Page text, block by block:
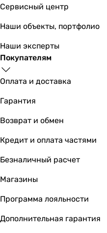
2 920грн
Основные характеристики
для ванны
для ванны
для ванны
для ванны
для ванны
для ванны
для ванны
Сервисный центр
Наши объекты, портфолио
Наши эксперты
Покупателям
Оплата и доставка
Гарантия
Возврат и обмен
Кредит и оплата частями
Безналичный расчет
Магазины
Программа лояльности
Дополнительная гарантия